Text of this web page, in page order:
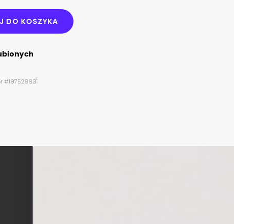
DO KOSZYKA
#197528931